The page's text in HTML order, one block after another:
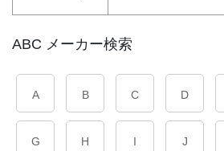
ABC メーカー検索
A B C D
G H I J